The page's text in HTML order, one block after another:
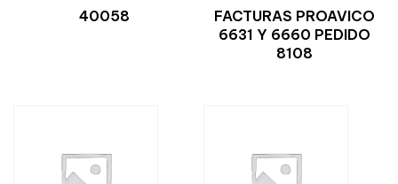
40058
FACTURAS PROAVICO
6631 Y 6660 PEDIDO
8108